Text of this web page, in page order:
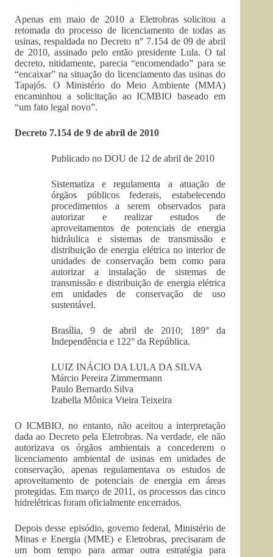
Apenas em maio de 2010 a Eletrobras solicitou a
retomada do processo de licenciamento de todas as
usinas, respaldada no Decreto n° 7.154 de 09 de abril
de 2010, assinado pelo então presidente Lula. O tal
decreto, nitidamente, parecia “encomendado” para se
“encaixar” na situação do licenciamento das usinas do
Tapajós. O Ministério do Meio Ambiente (MMA)
encaminhou a solicitação ao ICMBIO baseado em
“um fato legal novo”.
Decreto 7.154 de 9 de abril de 2010
Publicado no DOU de 12 de abril de 2010
Sistematiza e regulamenta a atuação de
órgãos públicos federais, estabelecendo
procedimentos a serem observados para
autorizar e realizar estudos de
aproveitamentos de potenciais de energia
hidráulica e sistemas de transmissão e
distribuição de energia elétrica no interior de
unidades de conservação bem como para
autorizar a instalação de sistemas de
transmissão e distribuição de energia elétrica
em unidades de conservação de uso
sustentável.
Brasília, 9 de abril de 2010; 189° da
Independência e 122° da República.
LUIZ INÁCIO DA LULA DA SILVA
Márcio Pereira Zimmermann
Paulo Bernardo Silva
Izabella Mônica Vieira Teixeira
O ICMBIO, no entanto, não aceitou a interpretação
dada ao Decreto pela Eletrobras. Na verdade, ele não
autorizava os órgãos ambientais a concederem o
licenciamento ambiental de usinas em unidades de
conservação, apenas regulamentava os estudos de
aproveitamento de potenciais de energia em áreas
protegidas. Em março de 2011, os processos das cinco
hidrelétricas foram oficialmente encerrados.
Depois desse episódio, governo federal, Ministério de
Minas e Energia (MME) e Eletrobras, precisaram de
um bom tempo para armar outra estratégia para